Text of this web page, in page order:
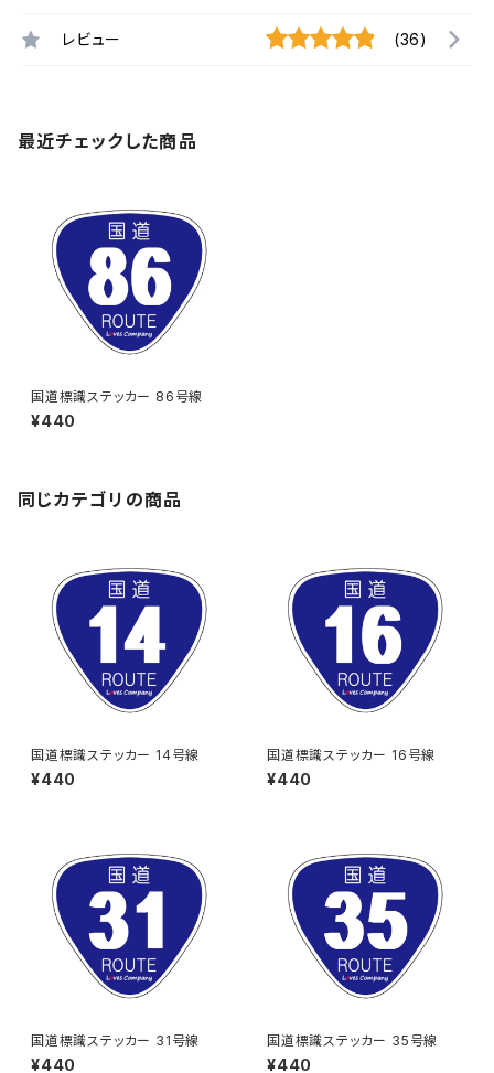
レビュー (36)
最近チェックした商品
国道標識ステッカー 86号線
¥440
同じカテゴリの商品
国道標識ステッカー 14号線
¥440
国道標識ステッカー 16号線
¥440
国道標識ステッカー 31号線
¥440
国道標識ステッカー 35号線
¥440